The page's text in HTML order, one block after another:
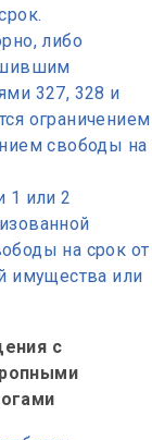
либо
327, 328 и
ограничением
свободы на
1 или 2
на срок от
имущества или
с